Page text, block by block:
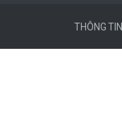
THÔNG TIN